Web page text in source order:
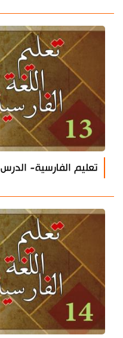
تعليم الفارسية- الدرس 13- في محل بيع الكتب